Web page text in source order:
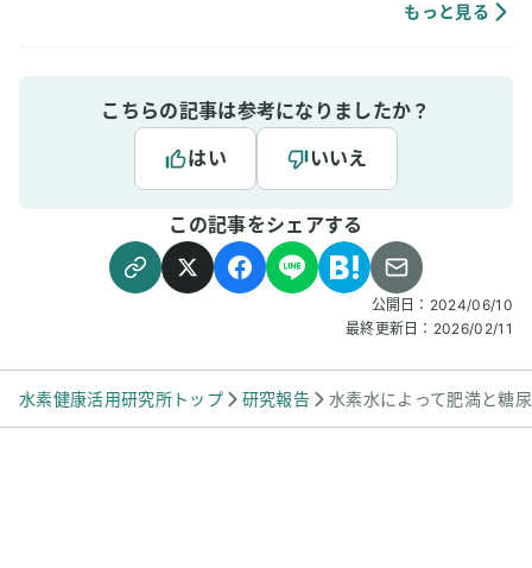
末糖化産物）の排出を目的にカルノシンとNMN
のサプリメントを併用しています。すると、定
期的に測定していた血糖値とヘモグロビンA1c
信しています。おまけのような変化かもしれま
せんが、髪の毛のハリや濃さも、明らかに変わ
りはじめました。年齢とともにあきらめていた
部分にも、可能性を感じています。水素吸入
ア”の時間だと実感しています。
改善のおかげか、
もっと見る
こちらの記事は参考になりましたか？
はい
いいえ
この記事をシェアする
公開日： 2024/06/10
最終更新日： 2026/02/11
水素健康活用研究所トップ 研究報告 水素水によって肥満と糖